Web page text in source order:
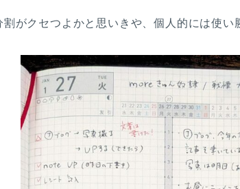
がクセつよかと思いきや、個人的には使い